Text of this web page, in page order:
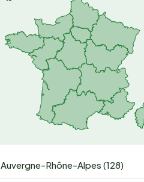
Auvergne-Rhône-Alpes (128)